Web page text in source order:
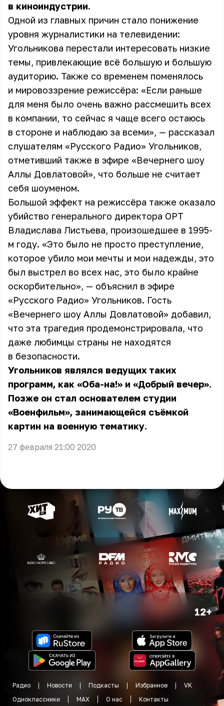
в киноиндустрии.
Одной из главных причин стало понижение
уровня журналистики на телевидении:
Угольникова перестали интересовать низкие
темы, привлекающие всё большую и большую
аудиторию. Также со временем поменялось
и мировоззрение режиссёра: «Если раньше
для меня было очень важно рассмешить всех
в компании, то сейчас я чаще всего остаюсь
в стороне и наблюдаю за всеми», — рассказал
слушателям «Русского Радио» Угольников,
отметивший также в эфире «Вечернего шоу
Аллы Довлатовой», что больше не считает
себя шоуменом.
Большой эффект на режиссёра также оказало
убийство генерального директора ОРТ
Владислава Листьева, произошедшее в 1995-
м году. «Это было не просто преступление,
которое убило мои мечты и мои надежды, это
был выстрел во всех нас, это было крайне
оскорбительно», — объяснил в эфире
«Русского Радио» Угольников. Гость
«Вечернего шоу Аллы Довлатовой» добавил,
что эта трагедия продемонстрировала, что
даже любимцы страны не находятся
в безопасности.
Угольников являлся ведущих таких
программ, как «Оба-на!» и «Добрый вечер».
Позже он стал основателем студии
«Военфильм», занимающейся съёмкой
картин на военную тематику.
27 февраля 21:00 2020
12+
Радио Новости Подкасты Избранное
VK
Одноклассники
MAX О нас Контакты